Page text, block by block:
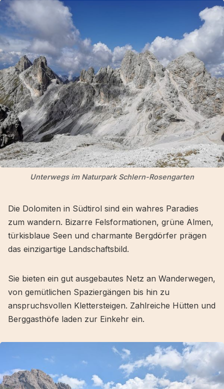
Unterwegs im Naturpark Schlern-Rosengarten
Die Dolomiten in Südtirol sind ein wahres Paradies
zum wandern. Bizarre Felsformationen, grüne Almen,
türkisblaue Seen und charmante Bergdörfer prägen
das einzigartige Landschaftsbild.
Sie bieten ein gut ausgebautes Netz an Wanderwegen,
von gemütlichen Spaziergängen bis hin zu
anspruchsvollen Klettersteigen. Zahlreiche Hütten und
Berggasthöfe laden zur Einkehr ein.